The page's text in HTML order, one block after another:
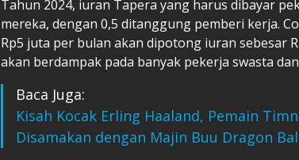
Tahun 2024, iuran Tapera yang harus dibayar
mereka, dengan 0,5 ditanggung pemberi kerja.
Rp5 juta per bulan akan dipotong iuran sebesar
akan berdampak pada banyak pekerja swasta
Baca Juga:
Kisah Kocak Erling Haaland, Pemain
Disamakan dengan Majin Buu Dragon